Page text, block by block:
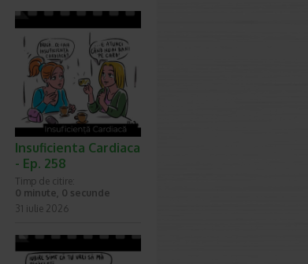
Insuficienta Cardiaca
- Ep. 258
Timp de citire:
0 minute, 0 secunde
31 iulie 2026